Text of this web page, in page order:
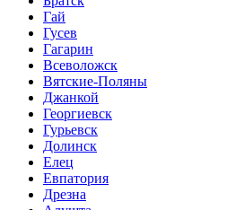
Гай
Гусев
Гагарин
Всеволожск
Вятские-Поляны
Джанкой
Георгиевск
Гурьевск
Долинск
Елец
Евпатория
Дрезна